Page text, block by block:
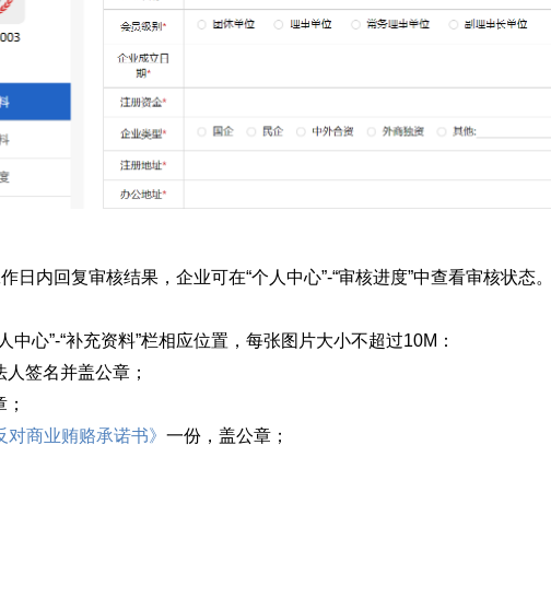
日内回复审核结果，企业可在“个人中心”-“审核进度”中查看审核状态
中心”-“补充资料”栏相应位置，每张图片大小不超过10M：
签名并盖公章；
商业贿赂承诺书》 一份，盖公章；